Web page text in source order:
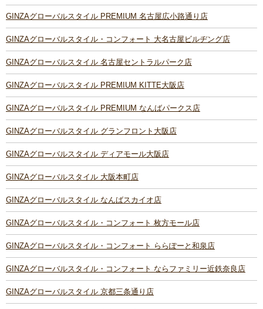
GINZAグローバルスタイル PREMIUM 名古屋広小路通り店
GINZAグローバルスタイル・コンフォート 大名古屋ビルヂング店
GINZAグローバルスタイル 名古屋セントラルパーク店
GINZAグローバルスタイル PREMIUM KITTE大阪店
GINZAグローバルスタイル PREMIUM なんばパークス店
GINZAグローバルスタイル グランフロント大阪店
GINZAグローバルスタイル ディアモール大阪店
GINZAグローバルスタイル 大阪本町店
GINZAグローバルスタイル なんばスカイオ店
GINZAグローバルスタイル・コンフォート 枚方モール店
GINZAグローバルスタイル・コンフォート ららぽーと和泉店
GINZAグローバルスタイル・コンフォート ならファミリー近鉄奈良店
GINZAグローバルスタイル 京都三条通り店